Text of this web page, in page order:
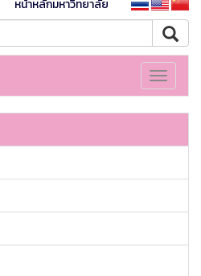
หน้าหลักมหาวิทยาลัย
Toggle